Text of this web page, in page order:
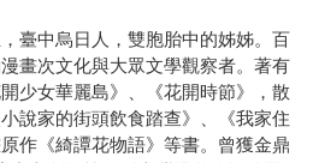
臺中烏日人，雙胞胎中的姊姊。百
畫次文化與大眾文學觀察者。著有
少女華麗島》、《花開時節》，散
說家的街頭飲食踏查》、《我家住
作《綺譚花物語》等書。曾獲金鼎